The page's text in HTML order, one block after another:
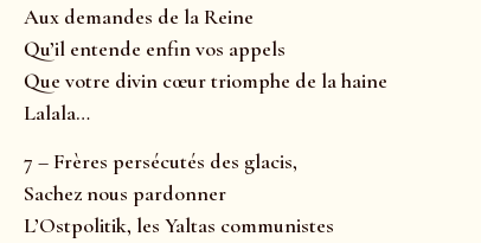
Aux demandes de la Reine
Qu’il entende enfin vos appels
Que votre divin cœur triomphe de la haine
Lalala…
7 – Frères persécutés des glacis,
Sachez nous pardonner
L’Ostpolitik, les Yaltas communistes